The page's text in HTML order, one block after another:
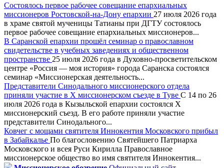
Состоялось первое рабочее совещание епархиальных
миссионеров Ростовской-на-Дону епархии 27 июля 2026 года
в храме святой мученицы Татианы при ДГТУ состоялось
первое рабочее совещание епархиальных миссионеров...
В Саранской епархии прошёл семинар о православном
свидетельстве в учебных заведениях и общественном
пространстве 25 июля 2026 года в Духовно-просветительском
центре «Россия — моя история» города Саранска состоялся
семинар «Миссионерская деятельность...
Представители Синодального миссионерского отдела
приняли участие в X миссионерском съезде в Туве С 14 по 26
июля 2026 года в Кызыльской епархии состоялся X
миссионерский съезд. В его работе приняли участие
представители Синодального...
Ковчег с мощами святителя Иннокентия Московского прибыл
в Забайкалье По благословению Святейшего Патриарха
Московского и всея Руси Кирилла Православное
миссионерское общество во имя святителя Иннокентия...